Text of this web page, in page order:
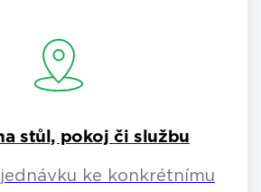
stůl, pokoj či službu
ke konkrétnímu